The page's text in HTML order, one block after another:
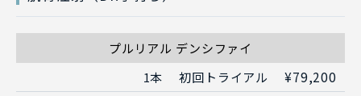
プルリアル デンシファイ
1本
初回トライアル ¥79,200